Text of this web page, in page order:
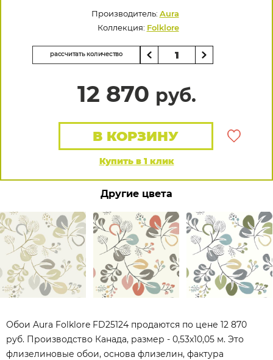
Производитель: Aura
Коллекция: Folklore
рассчитать количество
12 870 руб.
Купить в 1 клик
В КОРЗИНУ
Другие цвета
Обои Aura Folklore FD25124 продаются по цене 12 870
руб. Производство Канада, размер - 0,53x10,05 м. Это
флизелиновые обои, основа флизелин, фактура